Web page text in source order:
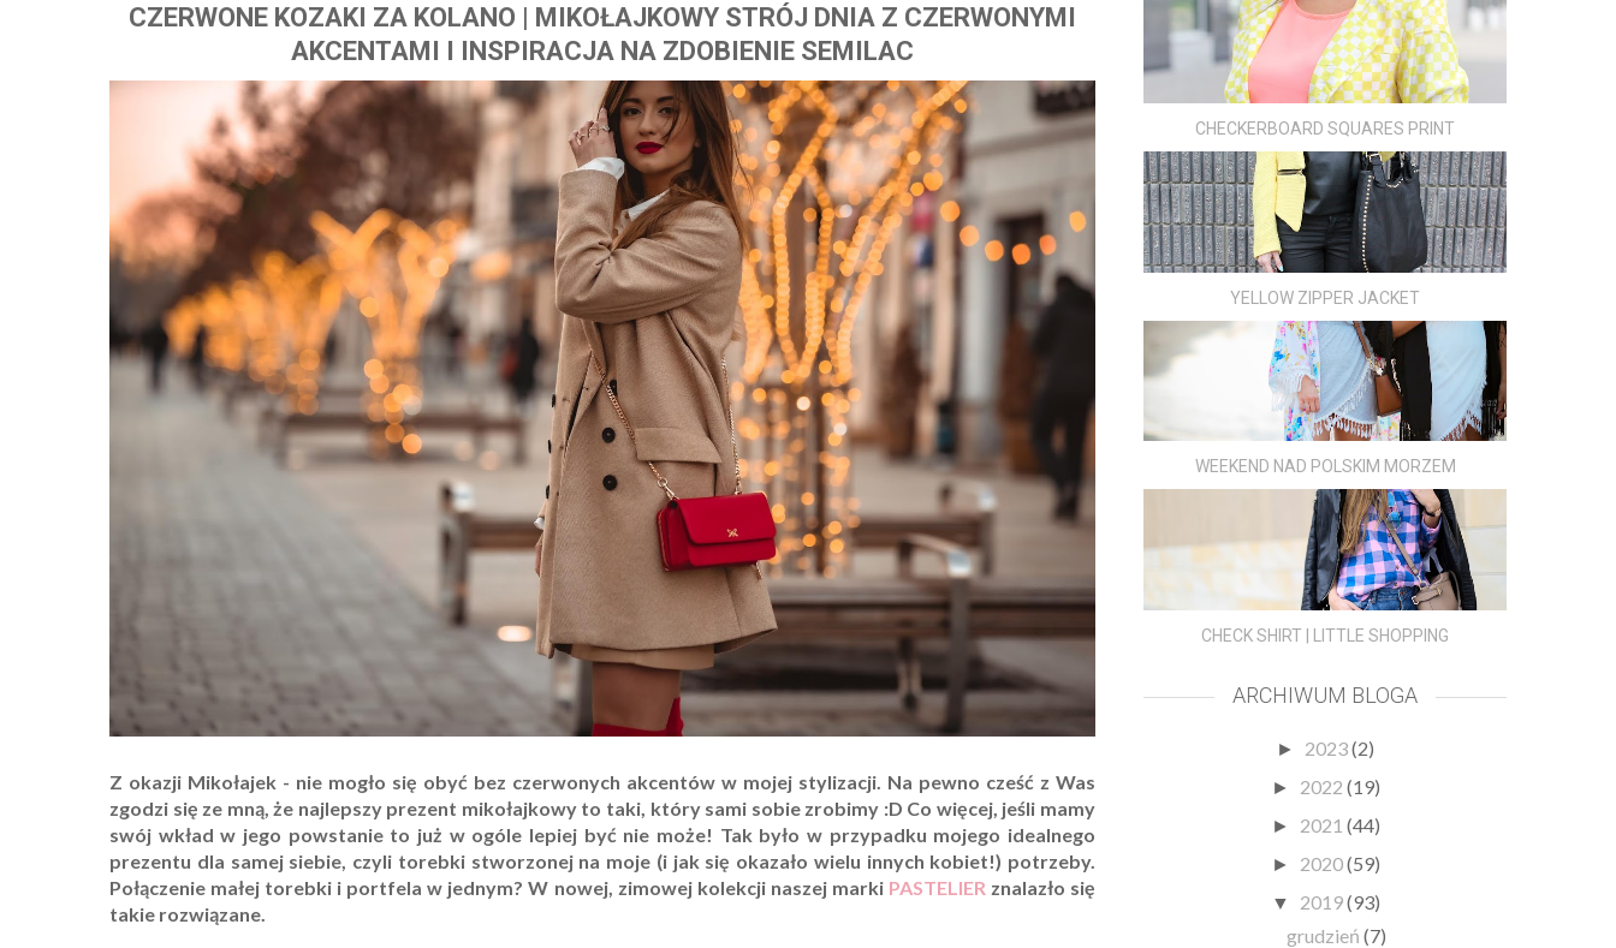
CZERWONE KOZAKI ZA KOLANO | MIKOŁAJKOWY STRÓJ DNIA Z CZERWONYMI
AKCENTAMI I INSPIRACJA NA ZDOBIENIE SEMILAC
Z okazji Mikołajek - nie mogło się obyć bez czerwonych akcentów w mojej stylizacji. Na pewno cześć z Was
zgodzi się ze mną, że najlepszy prezent mikołajkowy to taki, który sami sobie zrobimy :D Co więcej, jeśli mamy
swój wkład w jego powstanie to już w ogóle lepiej być nie może! Tak było w przypadku mojego idealnego
prezentu dla samej siebie, czyli torebki stworzonej na moje (i jak się okazało wielu innych kobiet!) potrzeby.
Połączenie małej torebki i portfela w jednym? W nowej, zimowej kolekcji naszej marki PASTELIER znalazło się
takie rozwiązane.
CHECKERBOARD SQUARES PRINT
YELLOW ZIPPER JACKET
WEEKEND NAD POLSKIM MORZEM
CHECK SHIRT | LITTLE SHOPPING
ARCHIWUM BLOGA
► 2023(2)
► 2022 (19)
► 2021 (44)
► 2020(59)
▼ 2019(93)
grudzień(7)